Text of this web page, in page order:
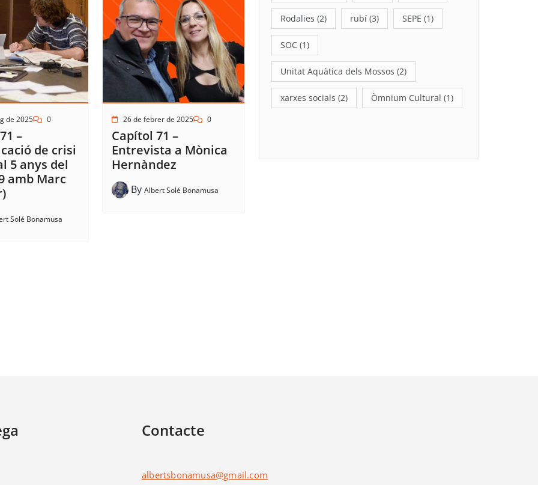
de 2025 0
–
de crisi
5 anys del
amb Marc
Solé Bonamusa
26 de febrer de 2025 0
Capítol 71 –
Entrevista a Mònica
Hernàndez
By Albert Solé Bonamusa
Rodalies (2) rubí (3) SEPE (1)
SOC (1)
Unitat Aquàtica dels Mossos (2)
xarxes socials (2) Òmnium Cultural (1)
Contacte
albertsbonamusa@gmail.com